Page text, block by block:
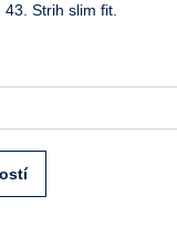
Strih slim fit.